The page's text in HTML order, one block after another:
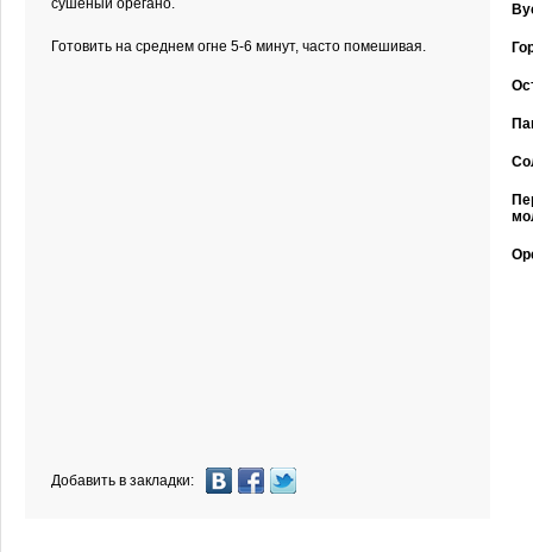
сушеный орегано.
Готовить на среднем огне 5-6 минут, часто помешивая.
Добавить в закладки: